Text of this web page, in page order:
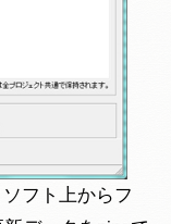
フト上からフ